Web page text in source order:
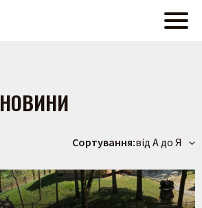
НОВИНИ
Сортування:від А до Я